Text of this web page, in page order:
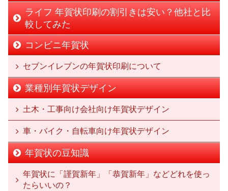
ライフ 年賀状印刷の割引きは安い？他社と比
較してみた
コンビニ年賀状
セブンイレブンの年賀状印刷について
業種別年賀状デザイン
土木・工事向け会社向け年賀状デザイン
車・バイク・自転車向け年賀状デザイン
年賀状の豆知識
年賀状に「謹賀新年」「恭賀新年」などどれを使っ
たらいいの？